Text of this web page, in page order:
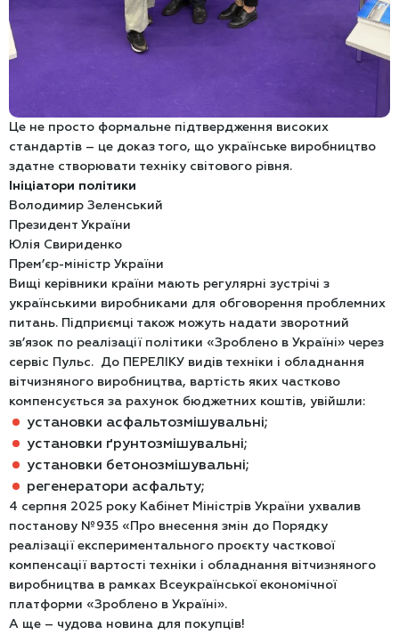
Це не просто формальне підтвердження високих
стандартів – це доказ того, що українське виробництво
здатне створювати техніку світового рівня.
Ініціатори політики
Володимир Зеленський
Президент України
Юлія Свириденко
Прем’єр-міністр України
Вищі керівники країни мають регулярні зустрічі з
українськими виробниками для обговорення проблемних
питань. Підприємці також можуть надати зворотний
зв’язок по реалізації політики «Зроблено в Україні» через
сервіс Пульс. До ПЕРЕЛІКУ видів техніки і обладнання
вітчизняного виробництва, вартість яких частково
компенсується за рахунок бюджетних коштів, увійшли:
установки асфальтозмішувальні;
установки ґрунтозмішувальні;
установки бетонозмішувальні;
регенератори асфальту;
4 серпня 2025 року Кабінет Міністрів України ухвалив
постанову №935 «Про внесення змін до Порядку
реалізації експериментального проєкту часткової
компенсації вартості техніки і обладнання вітчизняного
виробництва в рамках Всеукраїнської економічної
платформи «Зроблено в Україні».
А ще – чудова новина для покупців!